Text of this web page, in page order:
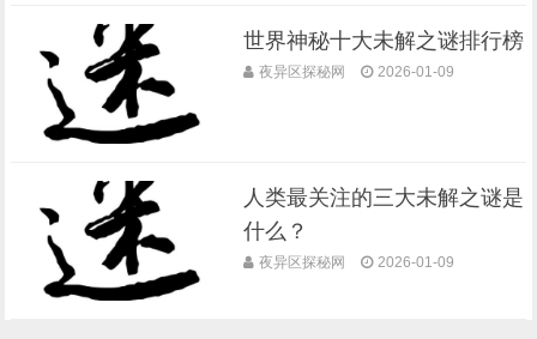
世界神秘十大未解之谜排行榜
夜异区探秘网 2026-01-09
人类最关注的三大未解之谜是
什么？
夜异区探秘网 2026-01-09